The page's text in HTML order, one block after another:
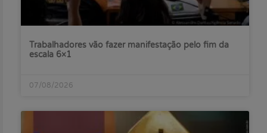
Trabalhadores vão fazer manifestação pelo fim da
escala 6×1
07/08/2026